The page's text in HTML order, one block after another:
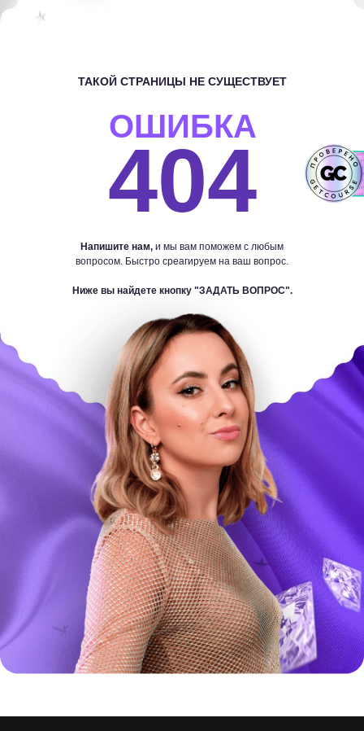
Напишите нам, и мы вам поможем с любым
вопросом. Быстро среагируем на ваш вопрос.
Ниже вы найдете кнопку "ЗАДАТЬ ВОПРОС".
ТАКОЙ СТРАНИЦЫ НЕ СУЩЕСТВУЕТ
ОШИБКА
404